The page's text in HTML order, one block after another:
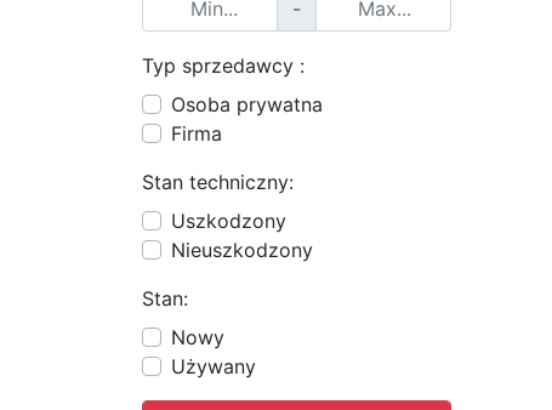
-
Typ sprzedawcy :
Osoba prywatna
Firma
Stan techniczny:
Uszkodzony
Nieuszkodzony
Stan:
Nowy
Używany